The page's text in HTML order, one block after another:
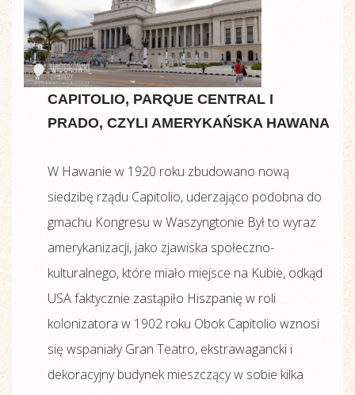
CAPITOLIO, PARQUE CENTRAL I
PRADO, CZYLI AMERYKAŃSKA HAWANA
W Hawanie w 1920 roku zbudowano nową
siedzibę rządu Capitolio, uderzająco podobna do
gmachu Kongresu w Waszyngtonie Był to wyraz
amerykanizacji, jako zjawiska społeczno-
kulturalnego, które miało miejsce na Kubie, odkąd
USA faktycznie zastąpiło Hiszpanię w roli
kolonizatora w 1902 roku Obok Capitolio wznosi
się wspaniały Gran Teatro, ekstrawagancki i
dekoracyjny budynek mieszczący w sobie kilka